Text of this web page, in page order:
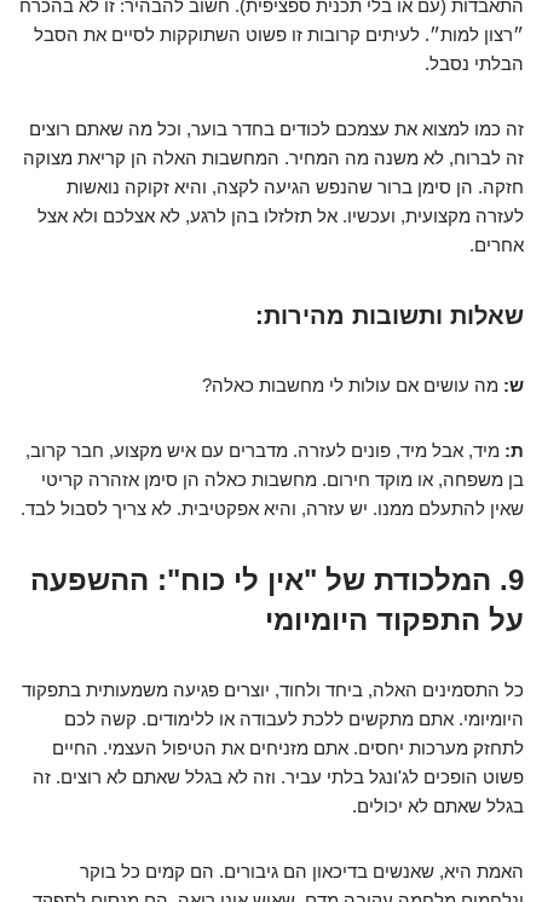
התאבדות (עם או בלי תכנית ספציפית). חשוב להבהיר: זו לא בהכרח
״רצון למות״. לעיתים קרובות זו פשוט השתוקקות לסיים את הסבל
הבלתי נסבל.
זה כמו למצוא את עצמכם לכודים בחדר בוער, וכל מה שאתם רוצים
זה לברוח, לא משנה מה המחיר. המחשבות האלה הן קריאת מצוקה
חזקה. הן סימן ברור שהנפש הגיעה לקצה, והיא זקוקה נואשות
לעזרה מקצועית, ועכשיו. אל תזלזלו בהן לרגע, לא אצלכם ולא אצל
אחרים.
שאלות ותשובות מהירות:
ש: מה עושים אם עולות לי מחשבות כאלה?
ת: מיד, אבל מיד, פונים לעזרה. מדברים עם איש מקצוע, חבר קרוב,
בן משפחה, או מוקד חירום. מחשבות כאלה הן סימן אזהרה קריטי
שאין להתעלם ממנו. יש עזרה, והיא אפקטיבית. לא צריך לסבול לבד.
9. המלכודת של "אין לי כוח": ההשפעה
על התפקוד היומיומי
כל התסמינים האלה, ביחד ולחוד, יוצרים פגיעה משמעותית בתפקוד
היומיומי. אתם מתקשים ללכת לעבודה או ללימודים. קשה לכם
לתחזק מערכות יחסים. אתם מזניחים את הטיפול העצמי. החיים
פשוט הופכים לג'ונגל בלתי עביר. וזה לא בגלל שאתם לא רוצים. זה
בגלל שאתם לא יכולים.
האמת היא, שאנשים בדיכאון הם גיבורים. הם קמים כל בוקר